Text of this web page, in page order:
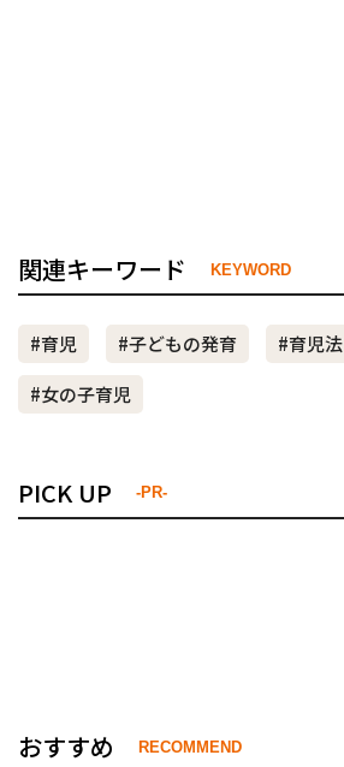
関連キーワード KEYWORD
#育児 #子どもの発育 #育児法
#女の子育児
PICK UP -PR-
おすすめ RECOMMEND